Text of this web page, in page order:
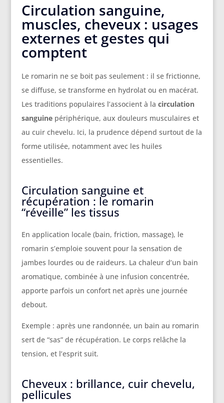
Circulation sanguine,
muscles, cheveux : usages
externes et gestes qui
comptent
Le romarin ne se boit pas seulement : il se frictionne,
se diffuse, se transforme en hydrolat ou en macérat.
Les traditions populaires l’associent à la circulation
sanguinepériphérique, aux douleurs musculaires et
au cuir chevelu. Ici, la prudence dépend surtout de la
forme utilisée, notamment avec les huiles
essentielles.
Circulation sanguine et
récupération : le romarin
“réveille” les tissus
En application locale (bain, friction, massage), le
romarin s’emploie souvent pour la sensation de
jambes lourdes ou de raideurs. La chaleur d’un bain
aromatique, combinée à une infusion concentrée,
apporte parfois un confort net après une journée
debout.
Exemple : après une randonnée, un bain au romarin
sert de “sas” de récupération. Le corps relâche la
tension, et l’esprit suit.
Cheveux : brillance, cuir chevelu,
pellicules